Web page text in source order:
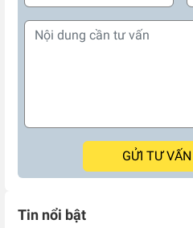
GỬI TƯ
Tin nổi bật